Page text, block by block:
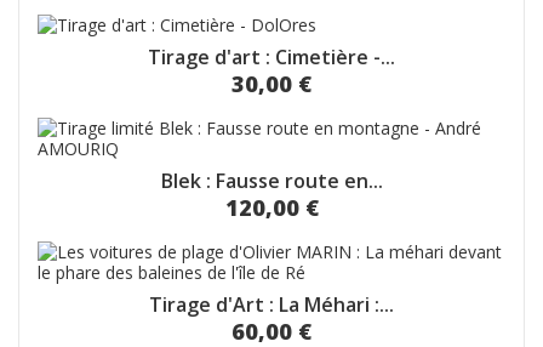
Tirage d'art : Cimetière -...
30,00 €
Blek : Fausse route en...
120,00 €
Tirage d'Art : La Méhari :...
60,00 €